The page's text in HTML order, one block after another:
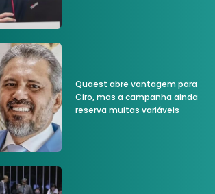
Quaest abre vantagem para
Ciro, mas a campanha ainda
reserva muitas variáveis